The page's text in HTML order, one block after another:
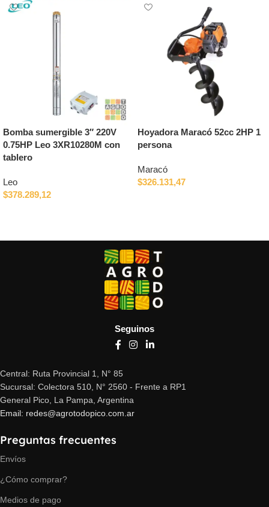
Bomba sumergible 3″ 220V
0.75HP Leo 3XR10280M con
tablero
Leo
$378.289,12
Hoyadora Maracó 52cc 2HP 1
persona
Maracó
$326.131,47
Seguinos
Central: Ruta Provincial 1, N° 85
Sucursal: Colectora 510, N° 2560 - Frente a RP1
General Pico, La Pampa, Argentina
Email: redes@agrotodopico.com.ar
Preguntas frecuentes
Envíos
¿Cómo comprar?
Medios de pago